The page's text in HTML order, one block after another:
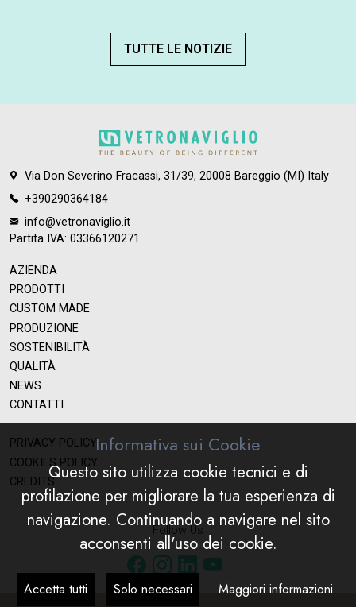
TUTTE LE NOTIZIE
Via Don Severino Fracassi, 31/39, 20008 Bareggio (MI) Italy
+390290364184
info@vetronaviglio.it
Partita IVA: 03366120271
AZIENDA
PRODOTTI
CUSTOM MADE
PRODUZIONE
SOSTENIBILITÀ
QUALITÀ
NEWS
CONTATTI
PRIVACY POLICY
COOKIES POLICY
CREDITS
Follow Us
Informativa sui Cookie
Questo sito utilizza cookie tecnici e di
profilazione per migliorare la tua esperienza di
navigazione. Continuando a navigare nel sito
acconsenti all'uso dei cookie.
Accetta tutti Solo necessari Maggiori informazioni